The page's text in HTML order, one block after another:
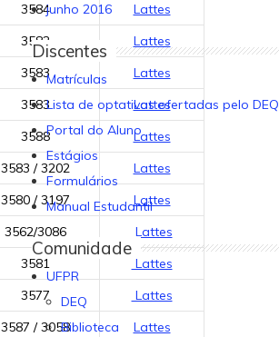
3584
Lattes
3582
Lattes
3583
Lattes
3583
Lattes
3588
Lattes
3583 / 3202
Lattes
3580 / 3197
Lattes
3562/3086
Lattes
3581
Lattes
3577
Lattes
3587 / 3058
Lattes
junho 2016
Discentes
Matrículas
Lista de optativas ofertadas pelo DEQ
Portal do Aluno
Estágios
Formulários
Manual Estudantil
Comunidade
UFPR
DEQ
Biblioteca